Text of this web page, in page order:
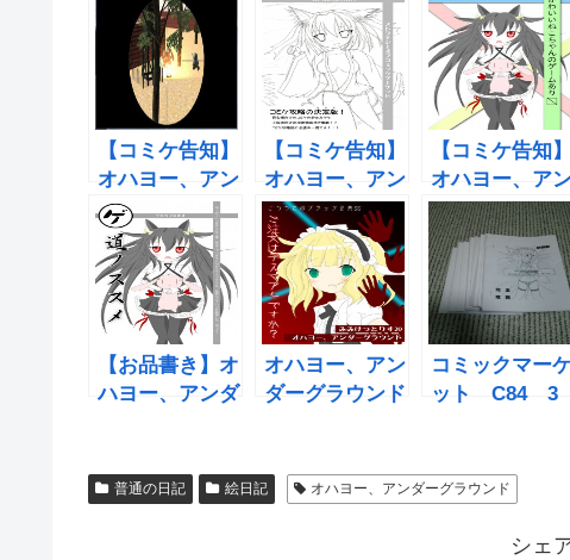
【コミケ告知】
オハヨー、アン
ダーグラウンド
in C84
【コミケ告知】
オハヨー、アン
ダーグラウンド
in C86
【コミケ告知】
オハヨー、ア
ダーグラウンド
in C88
【お品書き】オ
ハヨー、アンダ
ット
オハヨー、アン
ダーグラウンド
コミックマー
ット C84 3
ラウンド再び
普通の日記 絵日記 オハヨー、アンダーグラウンド
シェ